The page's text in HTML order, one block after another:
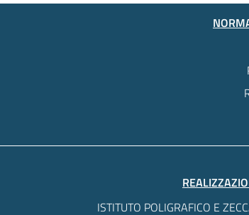
ISTITUTO POLIGRAFICO E